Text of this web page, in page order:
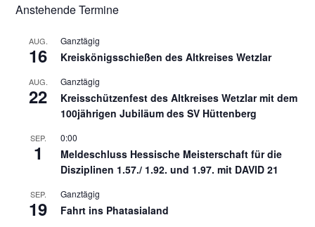
Anstehende Termine
AUG.
16
Ganztägig
Kreiskönigsschießen des Altkreises Wetzlar
AUG.
22
Ganztägig
Kreisschützenfest des Altkreises Wetzlar mit dem
100jährigen Jubiläum des SV Hüttenberg
SEP.
1
0:00
Meldeschluss Hessische Meisterschaft für die
Disziplinen 1.57./ 1.92. und 1.97. mit DAVID 21
SEP.
19
Ganztägig
Fahrt ins Phatasialand